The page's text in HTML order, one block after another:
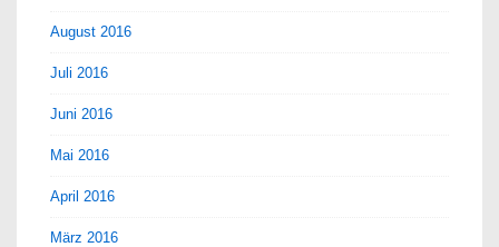
August 2016
Juli 2016
Juni 2016
Mai 2016
April 2016
März 2016